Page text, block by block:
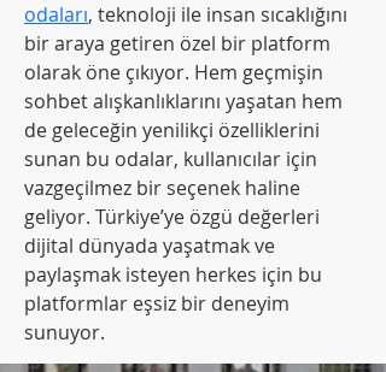
odaları, teknoloji ile insan sıcaklığını
bir araya getiren özel bir platform
olarak öne çıkıyor. Hem geçmişin
sohbet alışkanlıklarını yaşatan hem
de geleceğin yenilikçi özelliklerini
sunan bu odalar, kullanıcılar için
vazgeçilmez bir seçenek haline
geliyor. Türkiye’ye özgü değerleri
dijital dünyada yaşatmak ve
paylaşmak isteyen herkes için bu
platformlar eşsiz bir deneyim
sunuyor.